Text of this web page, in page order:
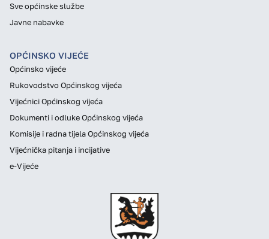
Sve općinske službe
Javne nabavke
OPĆINSKO VIJEĆE
Općinsko vijeće
Rukovodstvo Općinskog vijeća
Vijećnici Općinskog vijeća
Dokumenti i odluke Općinskog vijeća
Komisije i radna tijela Općinskog vijeća
Vijećnička pitanja i incijative
e-Vijeće